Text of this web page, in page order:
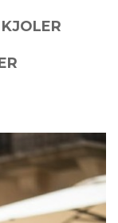
KJOLER